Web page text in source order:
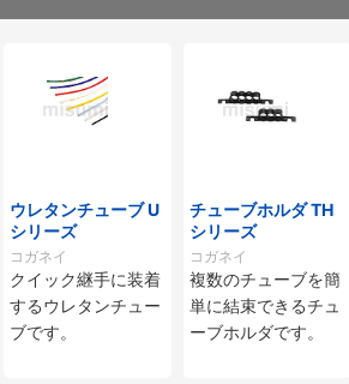
ウレタンチューブ U
シリーズ
コガネイ
クイック継手に装着
するウレタンチュー
ブです。
チューブホルダ TH
シリーズ
コガネイ
複数のチューブを簡
単に結束できるチュ
ーブホルダです。